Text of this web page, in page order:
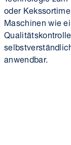
oder
Maschinen wie
anwendbar.